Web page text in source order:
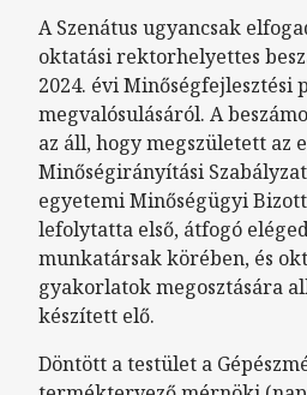
A Szenátus ugyancsak
oktatási rektorhelyettes
2024. évi Minőségfejlesztési
megvalósulásáról. A
az áll, hogy megszületett az
Minőségirányítási
egyetemi Minőségügyi
lefolytatta első, átfogó
munkatársak körében, és
gyakorlatok megosztására
készített elő.
Döntött a testület a